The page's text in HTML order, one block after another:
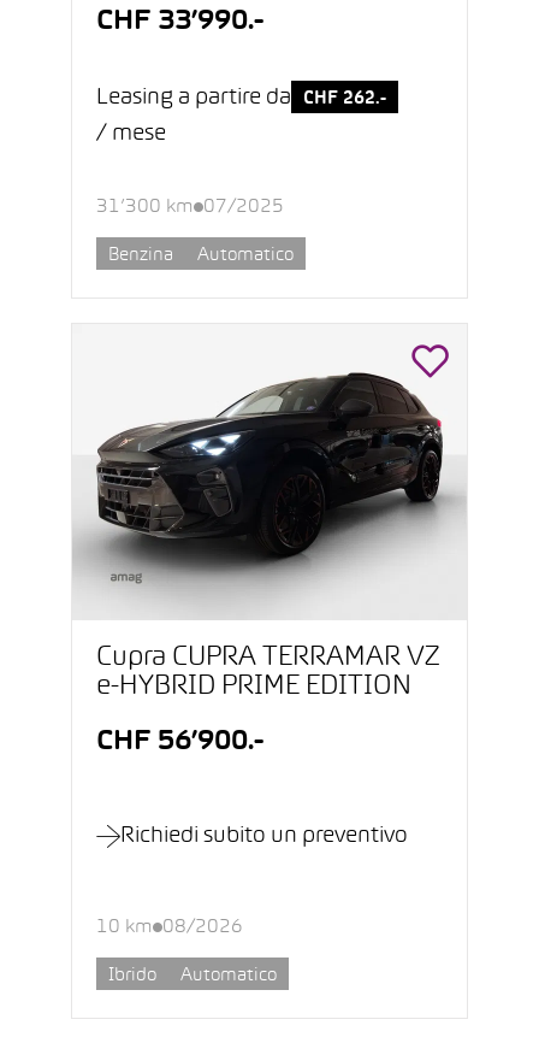
CHF 33’990.-
Leasing a partire da CHF 262.-
/ mese
31’300 km 07/2025
Benzina Automatico
Cupra CUPRA TERRAMAR VZ
e-HYBRID PRIME EDITION
CHF 56’900.-
Richiedi subito un preventivo
10 km 08/2026
Ibrido Automatico